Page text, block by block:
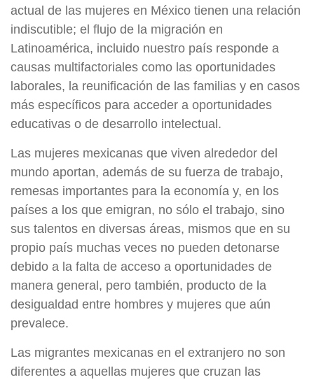
actual de las mujeres en México tienen una relación
indiscutible; el flujo de la migración en
Latinoamérica, incluido nuestro país responde a
causas multifactoriales como las oportunidades
laborales, la reunificación de las familias y en casos
más específicos para acceder a oportunidades
educativas o de desarrollo intelectual.
Las mujeres mexicanas que viven alrededor del
mundo aportan, además de su fuerza de trabajo,
remesas importantes para la economía y, en los
países a los que emigran, no sólo el trabajo, sino
sus talentos en diversas áreas, mismos que en su
propio país muchas veces no pueden detonarse
debido a la falta de acceso a oportunidades de
manera general, pero también, producto de la
desigualdad entre hombres y mujeres que aún
prevalece.
Las migrantes mexicanas en el extranjero no son
diferentes a aquellas mujeres que cruzan las